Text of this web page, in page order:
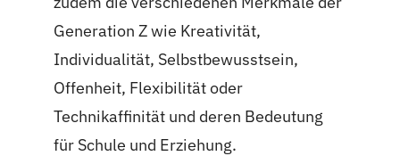
Generation Z wie Kreativität,
Individualität, Selbstbewusstsein,
Offenheit, Flexibilität oder
Technikaffinität und deren Bedeutung
für Schule und Erziehung.